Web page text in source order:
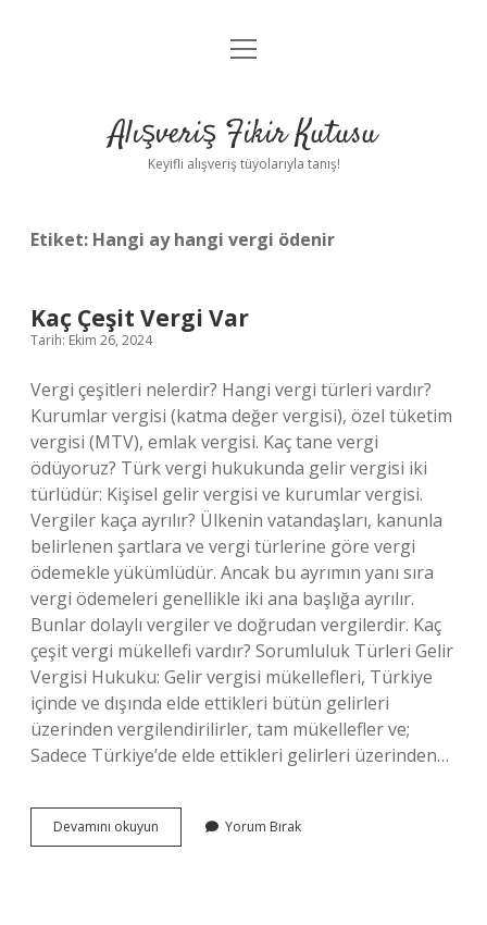
Anasayfa
Yasal Uyarı
menüyü
Alışveriş Fikir Kutusu
Keyifli alışveriş tüyolarıyla tanış!
Etiket: Hangi ay hangi vergi ödenir
Kaç Çeşit Vergi Var
Tarih: Ekim 26, 2024
Vergi çeşitleri nelerdir? Hangi vergi türleri vardır?
Kurumlar vergisi (katma değer vergisi), özel tüketim
vergisi (MTV), emlak vergisi. Kaç tane vergi
ödüyoruz? Türk vergi hukukunda gelir vergisi iki
türlüdür: Kişisel gelir vergisi ve kurumlar vergisi.
Vergiler kaça ayrılır? Ülkenin vatandaşları, kanunla
belirlenen şartlara ve vergi türlerine göre vergi
ödemekle yükümlüdür. Ancak bu ayrımın yanı sıra
vergi ödemeleri genellikle iki ana başlığa ayrılır.
Bunlar dolaylı vergiler ve doğrudan vergilerdir. Kaç
çeşit vergi mükellefi vardır? Sorumluluk Türleri Gelir
Vergisi Hukuku: Gelir vergisi mükellefleri, Türkiye
içinde ve dışında elde ettikleri bütün gelirleri
üzerinden vergilendirilirler, tam mükellefler ve;
Sadece Türkiye’de elde ettikleri gelirleri üzerinden…
Devamını okuyun
Çeşit
Yorum Bırak